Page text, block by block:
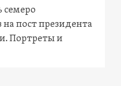
семеро
пост президента
Портреты и